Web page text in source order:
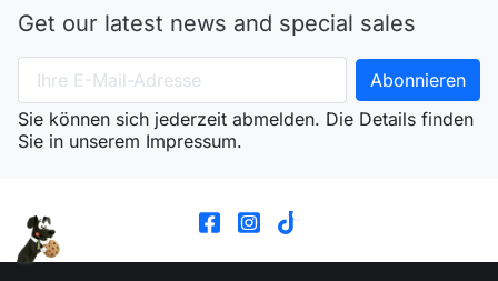
Get our latest news and special sales
Sie können sich jederzeit abmelden. Die Details finden
Sie in unserem Impressum.